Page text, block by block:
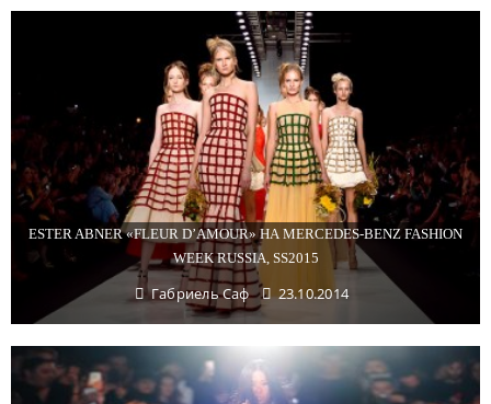
ESTER ABNER «FLEUR D’AMOUR» НА MERCEDES-BENZ FASHION
WEEK RUSSIA, SS2015
Габриель Саф 23.10.2014